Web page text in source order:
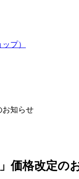
プ）
お知らせ
価格改定の